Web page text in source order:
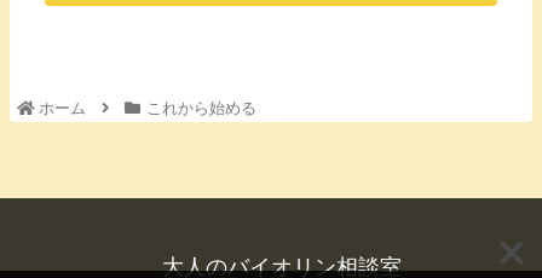
ホーム これから始める
大人のバイオリン相談室